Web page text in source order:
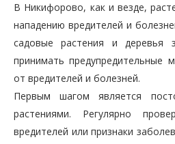
В Никифорово, как и везде,
нападению вредителей и
садовые растения и деревья
принимать предупредительные
от вредителей и болезней.
Первым шагом является
растениями. Регулярно
вредителей или признаки